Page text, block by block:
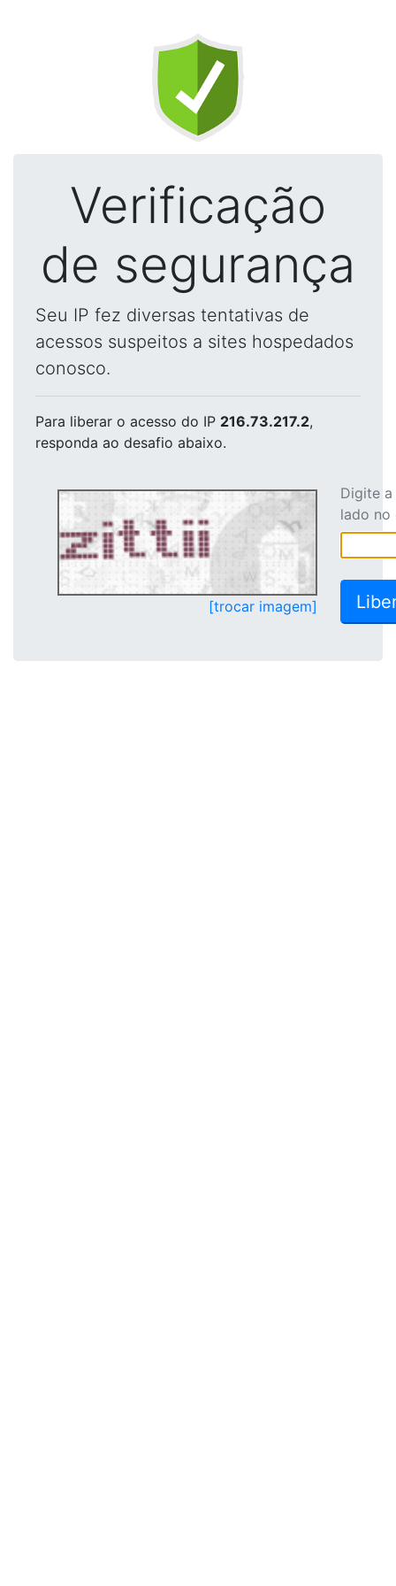
Verificação
de segurança
Seu IP fez diversas tentativas de
acessos suspeitos a sites hospedados
conosco.
Para liberar o acesso do IP 216.73.217.2,
responda ao desafio abaixo.
[trocar imagem]
Digite
lado no